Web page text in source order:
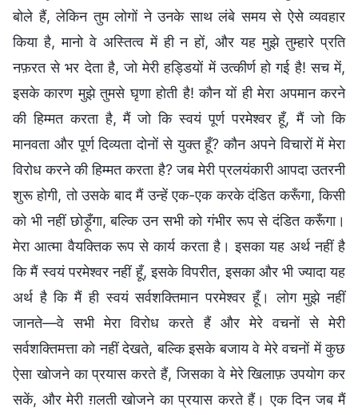
बोले हैं, लेकिन तुम लोगों ने उनके साथ लंबे समय से ऐसे व्यवहार
किया है, मानो वे अस्तित्व में ही न हों, और यह मुझे तुम्हारे प्रति
नफ़रत से भर देता है, जो मेरी हड्डियों में उत्कीर्ण हो गई है! सच में,
इसके कारण मुझे तुमसे घृणा होती है! कौन यों ही मेरा अपमान करने
की हिम्मत करता है, मैं जो कि स्वयं पूर्ण परमेश्वर हूँ, मैं जो कि
मानवता और पूर्ण दिव्यता दोनों से युक्त हूँ? कौन अपने विचारों में मेरा
विरोध करने की हिम्मत करता है? जब मेरी प्रलयंकारी आपदा उतरनी
शुरू होगी, तो उसके बाद मैं उन्हें एक-एक करके दंडित करूँगा, किसी
को भी नहीं छोड़ूँगा, बल्कि उन सभी को गंभीर रूप से दंडित करूँगा।
मेरा आत्मा वैयक्तिक रूप से कार्य करता है। इसका यह अर्थ नहीं है
कि मैं स्वयं परमेश्वर नहीं हूँ, इसके विपरीत, इसका और भी ज्यादा यह
अर्थ है कि मैं ही स्वयं सर्वशक्तिमान परमेश्वर हूँ। लोग मुझे नहीं
जानते—वे सभी मेरा विरोध करते हैं और मेरे वचनों से मेरी
सर्वशक्तिमत्ता को नहीं देखते, बल्कि इसके बजाय वे मेरे वचनों में कुछ
ऐसा खोजने का प्रयास करते हैं, जिसका वे मेरे खिलाफ़ उपयोग कर
सकें, और मेरी ग़लती खोजने का प्रयास करते हैं। एक दिन जब मैं